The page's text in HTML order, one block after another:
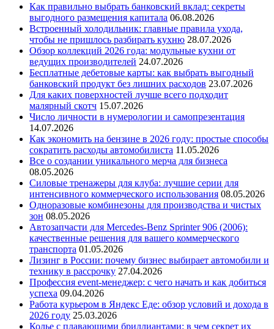
Как правильно выбрать банковский вклад: секреты
выгодного размещения капитала 06.08.2026
Встроенный холодильник: главные правила ухода,
чтобы не пришлось разбирать кухню 28.07.2026
Обзор коллекций 2026 года: модульные кухни от
ведущих производителей 24.07.2026
Бесплатные дебетовые карты: как выбрать выгодный
банковский продукт без лишних расходов 23.07.2026
Для каких поверхностей лучше всего подходит
малярный скотч 15.07.2026
Число личности в нумерологии и самопрезентация
14.07.2026
Как экономить на бензине в 2026 году: простые способы
сократить расходы автомобилиста 11.05.2026
Все о создании уникального мерча для бизнеса
08.05.2026
Силовые тренажеры для клуба: лучшие серии для
интенсивного коммерческого использования 08.05.2026
Одноразовые комбинезоны для производства и чистых
зон 08.05.2026
Автозапчасти для Mercedes-Benz Sprinter 906 (2006):
качественные решения для вашего коммерческого
транспорта 01.05.2026
Лизинг в России: почему бизнес выбирает автомобили и
технику в рассрочку 27.04.2026
Профессия event-менеджер: с чего начать и как добиться
успеха 09.04.2026
Работа курьером в Яндекс Еде: обзор условий и дохода в
2026 году 25.03.2026
Колье с плавающими бриллиантами: в чем секрет их